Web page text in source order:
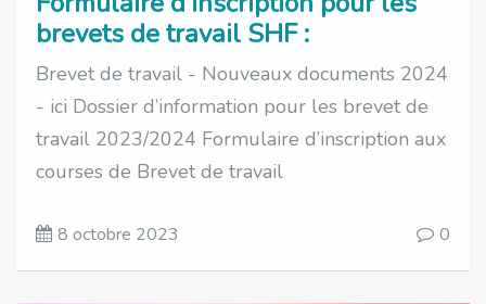
brevets de travail SHF :
Brevet de travail - Nouveaux documents 2024
- ici Dossier d’information pour les brevet de
travail 2023/2024 Formulaire d’inscription aux
courses de Brevet de travail
8 octobre 2023 0